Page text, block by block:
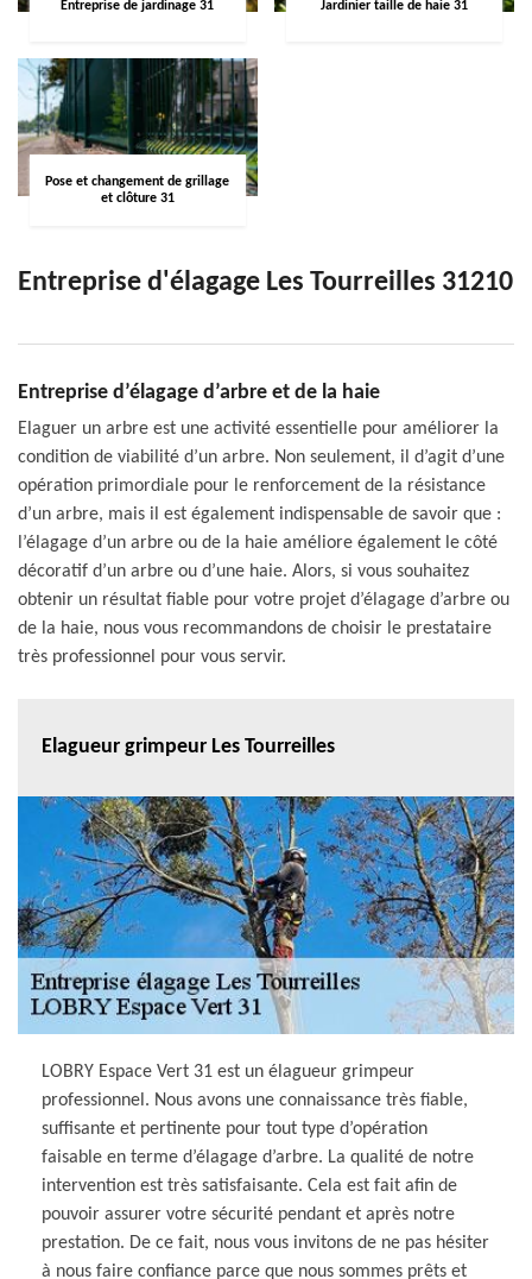
Entreprise de jardinage 31 Jardinier taille de haie 31
Pose et changement de grillage
et clôture 31
Entreprise d'élagage Les Tourreilles 31210
Entreprise d’élagage d’arbre et de la haie
Elaguer un arbre est une activité essentielle pour améliorer la
condition de viabilité d’un arbre. Non seulement, il d’agit d’une
opération primordiale pour le renforcement de la résistance
d’un arbre, mais il est également indispensable de savoir que :
l’élagage d’un arbre ou de la haie améliore également le côté
décoratif d’un arbre ou d’une haie. Alors, si vous souhaitez
obtenir un résultat fiable pour votre projet d’élagage d’arbre ou
de la haie, nous vous recommandons de choisir le prestataire
très professionnel pour vous servir.
Elagueur grimpeur Les Tourreilles
LOBRY Espace Vert 31 est un élagueur grimpeur
professionnel. Nous avons une connaissance très fiable,
suffisante et pertinente pour tout type d’opération
faisable en terme d’élagage d’arbre. La qualité de notre
intervention est très satisfaisante. Cela est fait afin de
pouvoir assurer votre sécurité pendant et après notre
prestation. De ce fait, nous vous invitons de ne pas hésiter
à nous faire confiance parce que nous sommes prêts et